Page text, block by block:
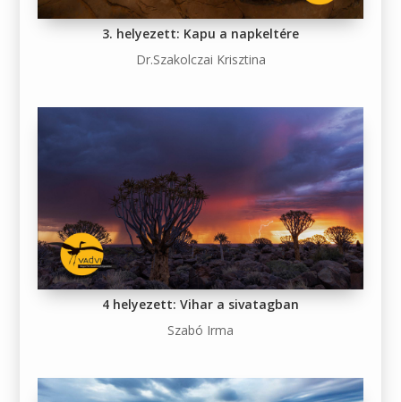
3. helyezett: Kapu a napkeltére
Dr.Szakolczai Krisztina
4 helyezett: Vihar a sivatagban
Szabó Irma